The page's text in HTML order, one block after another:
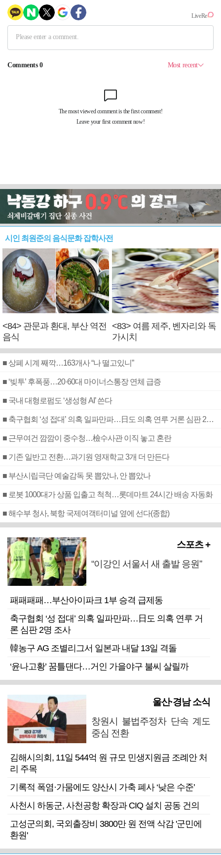
시인 최원준의 음식문화 잡학사전
<84> 관문과 환대, 부산 역전
음식
<83> 여름 제주, 벤자리와 독
가시치
■ 상폐 시계 째깍…163개사 “나 떨고있니”
■ ‘빚투’ 후폭풍…20·60대 마이너스통장 연체 급증
■ 국내 대형로펌도 ‘생성형 AI’ 쓴다
■ 축구협회 ‘성 접대’ 의혹 일파만파…日도 의혹 연루 거론 심판 2명 조사
■ 근무여건 깜깜이 중수청…檢수사관 이직 놓고 혼란
■ 기존 일반고 전환…과기원 영재학교 3개 더 만든다
■ 부산시립극단 예술감독 못 뽑았나, 안 뽑았나
■ 로봇 1000대가 상품 입출고 척척…롯데마트 24시간 배송 자동화
■ 해수부 청사, 북항 국제여객터미널 옆에 선다(종합)
스포츠 +
“이강인 서울서 새 출발 응원”
패패패패…부산아이파크 1부 승격 급제동
축구협회 ‘성 접대’ 의혹 일파만파…日도 의혹 연루 거
론 심판 2명 조사
韓농구 AG 조별리그서 일본과 내달 13일 격돌
‘윤나고황’ 꿈틀댄다…거인 가을야구 불씨 살릴까
울산·경남 소식
창원시 불법주정차 단속 계도
중심 전환
김해시의회, 11일 544억 원 규모 민생지원금 조례안 처
리 주목
기록적 폭염·가뭄에도 양산시 가축 폐사 ‘낮은 수준’
사천시 하동군, 사천공항 확장과 CIQ 설치 공동 건의
고성군의회, 국외출장비 3800만 원 전액 삭감 '군민에
환원'